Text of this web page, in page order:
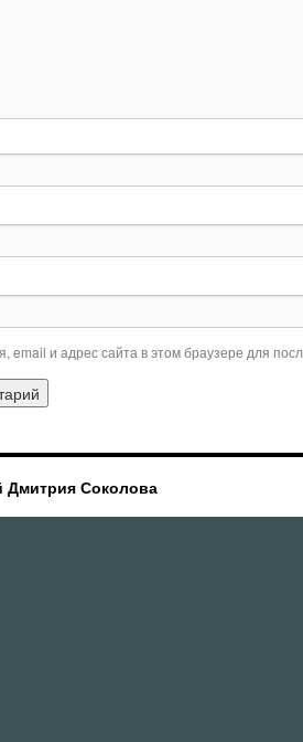
email и адрес сайта в этом браузере для
Дмитрия Соколова